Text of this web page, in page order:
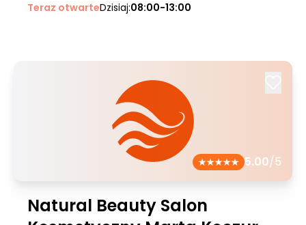
Teraz otwarteDzisiaj:08:00-13:00
5.00/5
Natural Beauty Salon